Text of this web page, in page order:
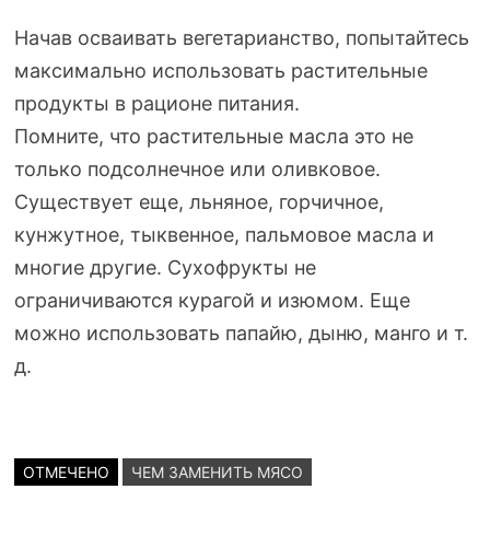
Начав осваивать вегетарианство, попытайтесь
максимально использовать растительные
продукты в рационе питания.
Помните, что растительные масла это не
только подсолнечное или оливковое.
Существует еще, льняное, горчичное,
кунжутное, тыквенное, пальмовое масла и
многие другие. Сухофрукты не
ограничиваются курагой и изюмом. Еще
можно использовать папайю, дыню, манго и т.
д.
ОТМЕЧЕНО ЧЕМ ЗАМЕНИТЬ МЯСО